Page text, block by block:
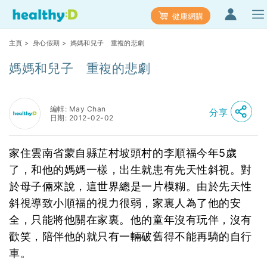
健康網購
主頁 > 身心假期 > 媽媽和兒子 重複的悲劇
媽媽和兒子 重複的悲劇
編輯: May Chan
日期: 2012-02-02
分享
家住雲南省蒙自縣芷村坡頭村的李順福今年5歲
了，和他的媽媽一樣，出生就患有先天性斜視。對
於母子倆來說，這世界總是一片模糊。由於先天性
斜視導致小順福的視力很弱，家裏人為了他的安
全，只能將他關在家裏。他的童年沒有玩伴，沒有
歡笑，陪伴他的就只有一輛破舊得不能再騎的自行
車。